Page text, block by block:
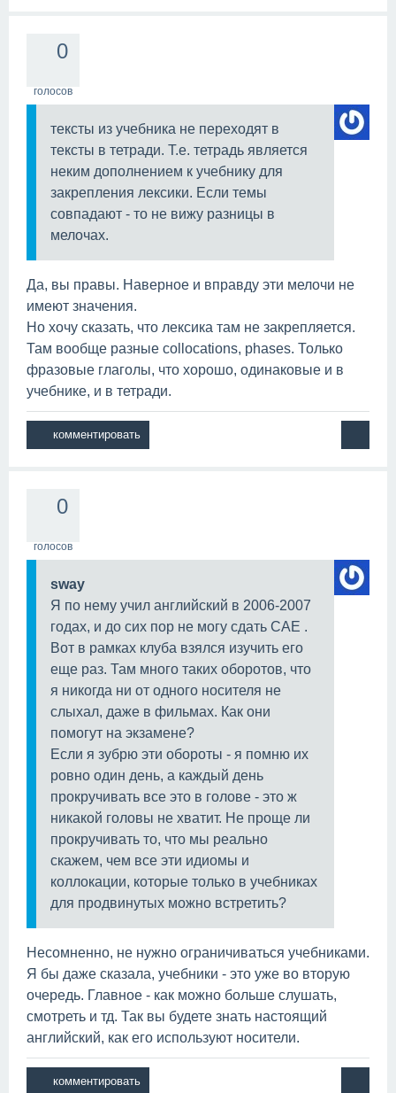
0
голосов
тексты из учебника не переходят в
тексты в тетради. Т.е. тетрадь является
неким дополнением к учебнику для
закрепления лексики. Если темы
совпадают - то не вижу разницы в
мелочах.
Да, вы правы. Наверное и вправду эти мелочи не
имеют значения.
Но хочу сказать, что лексика там не закрепляется.
Там вообще разные collocations, phases. Только
фразовые глаголы, что хорошо, одинаковые и в
учебнике, и в тетради.
0
голосов
sway
Я по нему учил английский в 2006-2007
годах, и до сих пор не могу сдать САЕ .
Вот в рамках клуба взялся изучить его
еще раз. Там много таких оборотов, что
я никогда ни от одного носителя не
слыхал, даже в фильмах. Как они
помогут на экзамене?
Если я зубрю эти обороты - я помню их
ровно один день, а каждый день
прокручивать все это в голове - это ж
никакой головы не хватит. Не проще ли
прокручивать то, что мы реально
скажем, чем все эти идиомы и
коллокации, которые только в учебниках
для продвинутых можно встретить?
Несомненно, не нужно ограничиваться учебниками.
Я бы даже сказала, учебники - это уже во вторую
очередь. Главное - как можно больше слушать,
смотреть и тд. Так вы будете знать настоящий
английский, как его используют носители.